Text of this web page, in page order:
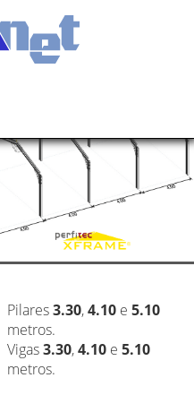
ACERO
Pilares3.30,4.10 e 5.10
metros.
Vigas3.30,4.10 e 5.10
metros.